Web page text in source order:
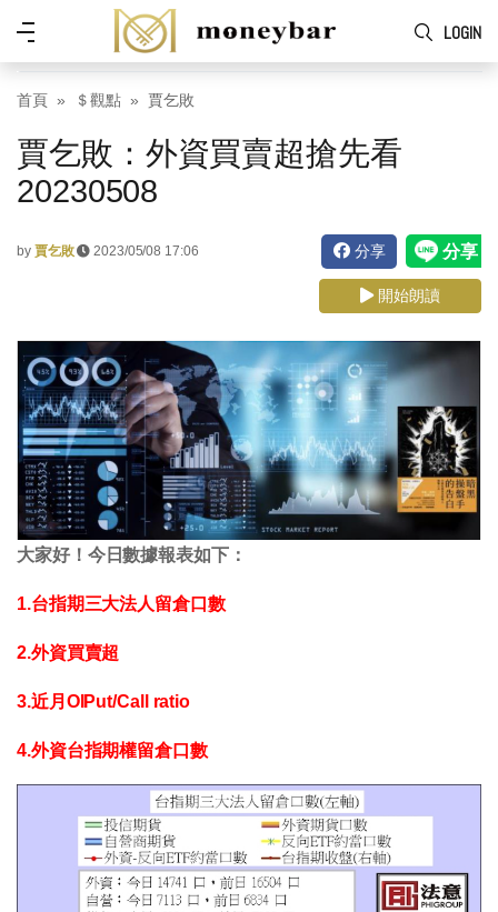
Skip to main content
LOGIN
功
能
表
首頁 ＄觀點 賈乞敗
賈乞敗：外資買賣超搶先看
20230508
by 賈乞敗 2023/05/08 17:06 分享
開始朗讀
大家好！今日數據報表如下：
1.台指期三大法人留倉口數
2.外資買賣超
3.近月OIPut/Call ratio
4.外資台指期權留倉口數